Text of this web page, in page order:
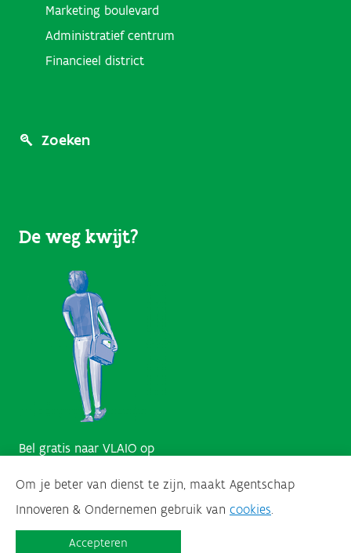
Marketing boulevard
Administratief centrum
Financieel district
Footer
Links)
Zoeken
De weg kwijt?
Bel gratis naar VLAIO op
0800 20 555
Om je beter van dienst te zijn, maakt Agentschap
Innoveren & Ondernemen gebruik van cookies.
Accepteren